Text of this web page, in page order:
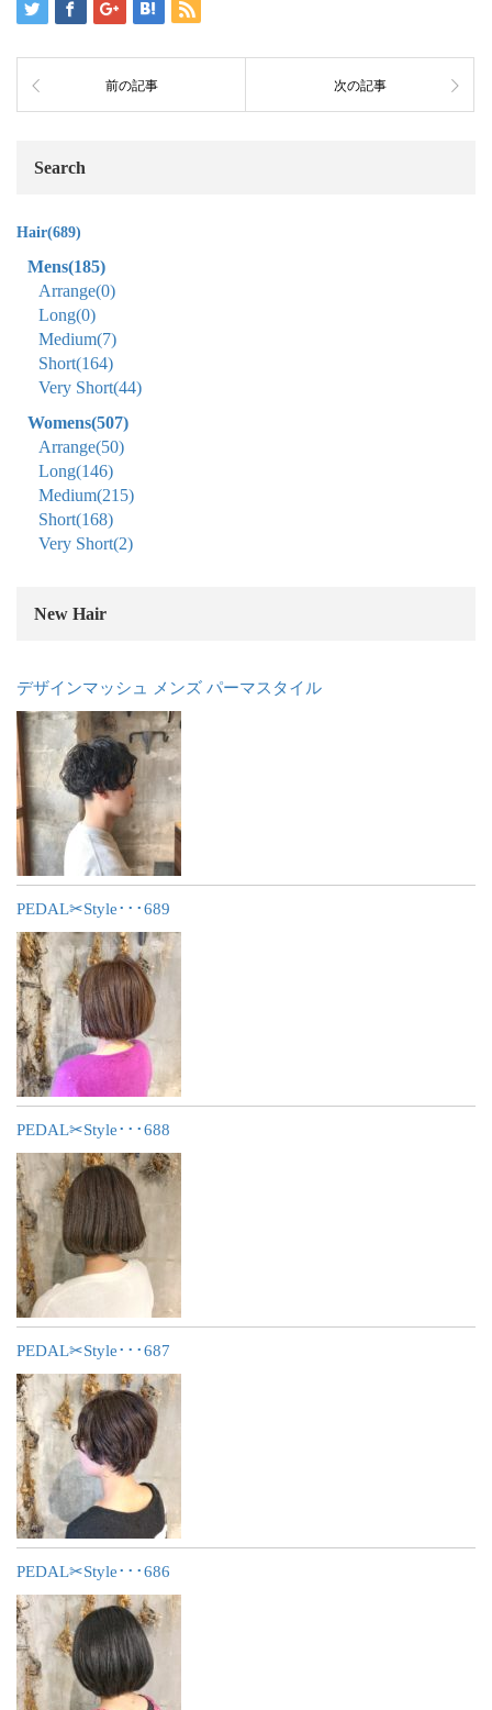
前の記事 次の記事
Search
Hair(689)
Mens(185)
Arrange(0)
Long(0)
Medium(7)
Short(164)
Very Short(44)
Womens(507)
Arrange(50)
Long(146)
Medium(215)
Short(168)
Very Short(2)
New Hair
デザインマッシュ メンズ パーマスタイル
PEDAL✂︎Style･･･689
PEDAL✂︎Style･･･688
PEDAL✂︎Style･･･687
PEDAL✂︎Style･･･686